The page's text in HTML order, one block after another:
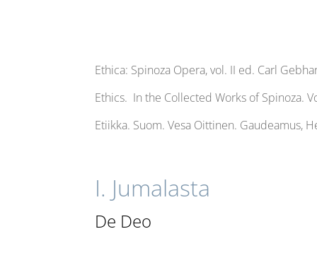
Ethica: Spinoza Opera, vol. II ed. Carl
Ethics. In the Collected Works of Spinoza.
Etiikka. Suom. Vesa Oittinen. Gaudeamus,
I. Jumalasta
De Deo